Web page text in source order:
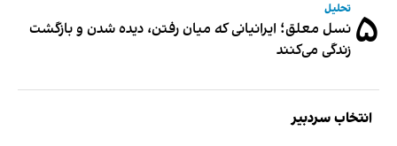
۵ تحلیل
نسل معلق؛ ایرانیانی که میان رفتن، دیده شدن و بازگشت
زندگی می‌کنند
انتخاب سردبیر